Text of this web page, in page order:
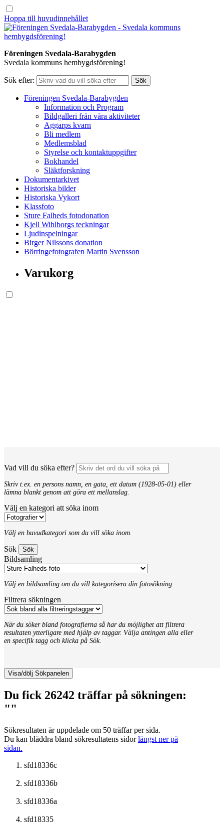
Hoppa till huvudinnehållet
Föreningen Svedala-Barabygden
Svedala kommuns hembygdsförening!
Sök efter:
Föreningen Svedala-Barabygden
Information och Program
Bildgalleri från våra aktiviteter
Aggarps kvarn
Bli medlem
Medlemsblad
Styrelse och kontaktuppgifter
Bokhandel
Släktforskning
Dokumentarkivet
Historiska bilder
Historiska Vykort
Klassfoto
Sture Falheds fotodonation
Kjell Wihlborgs teckningar
Ljudinspelningar
Birger Nilssons donation
Börringefotografen Martin Svensson
Varukorg
Vad vill du söka efter?
Skriv t.ex. en persons namn, en gata, ett datum (1928-05-01) eller
lämna blankt genom att göra ett mellanslag.
Välj en kategori att söka inom
Välj en huvudkategori som du vill söka inom.
Sök
Bildsamling
Välj en bildsamling om du vill kategorisera din fotosökning.
Filtrera sökningen
När du söker bland fotografierna så har du möjlighet att filtrera
resultaten ytterligare med hjälp av taggar. Välja antingen alla eller
en specifik tagg och klicka på Sök.
Visa/dölj Sökpanelen
Du fick 26242 träffar på sökningen:
""
Sökresultaten är uppdelade om 50 träffar per sida.
Du kan bläddra bland sökresultatens sidorlängst ner på
sidan.
sfd18336c
sfd18336b
sfd18336a
sfd18335